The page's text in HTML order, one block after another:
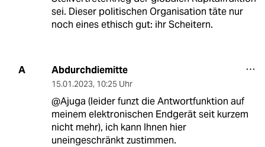
sei. Dieser politischen Organisation täte nur
noch eines ethisch gut: ihr Scheitern.
A Abdurchdiemitte
15.01.2023, 10:25 Uhr
@Ajuga (leider funzt die Antwortfunktion auf
meinem elektronischen Endgerät seit kurzem
nicht mehr), ich kann Ihnen hier
uneingeschränkt zustimmen.